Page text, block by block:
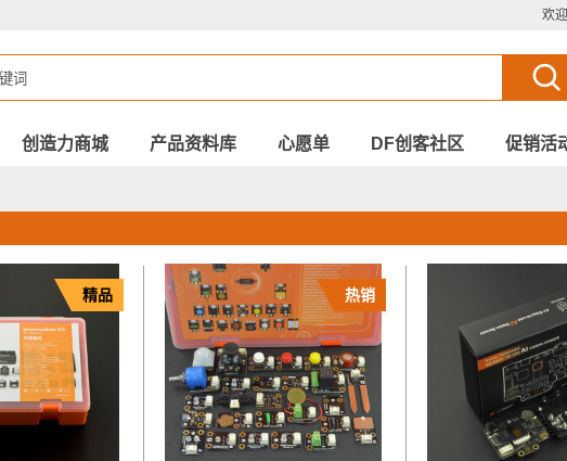
欢
创造力商城 产品资料库 心愿单 DF创客社区 促销活
精品 热销